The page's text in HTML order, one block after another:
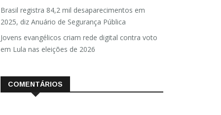
Brasil registra 84,2 mil desaparecimentos em
2025, diz Anuário de Segurança Pública
Jovens evangélicos criam rede digital contra voto
em Lula nas eleições de 2026
COMENTÁRIOS